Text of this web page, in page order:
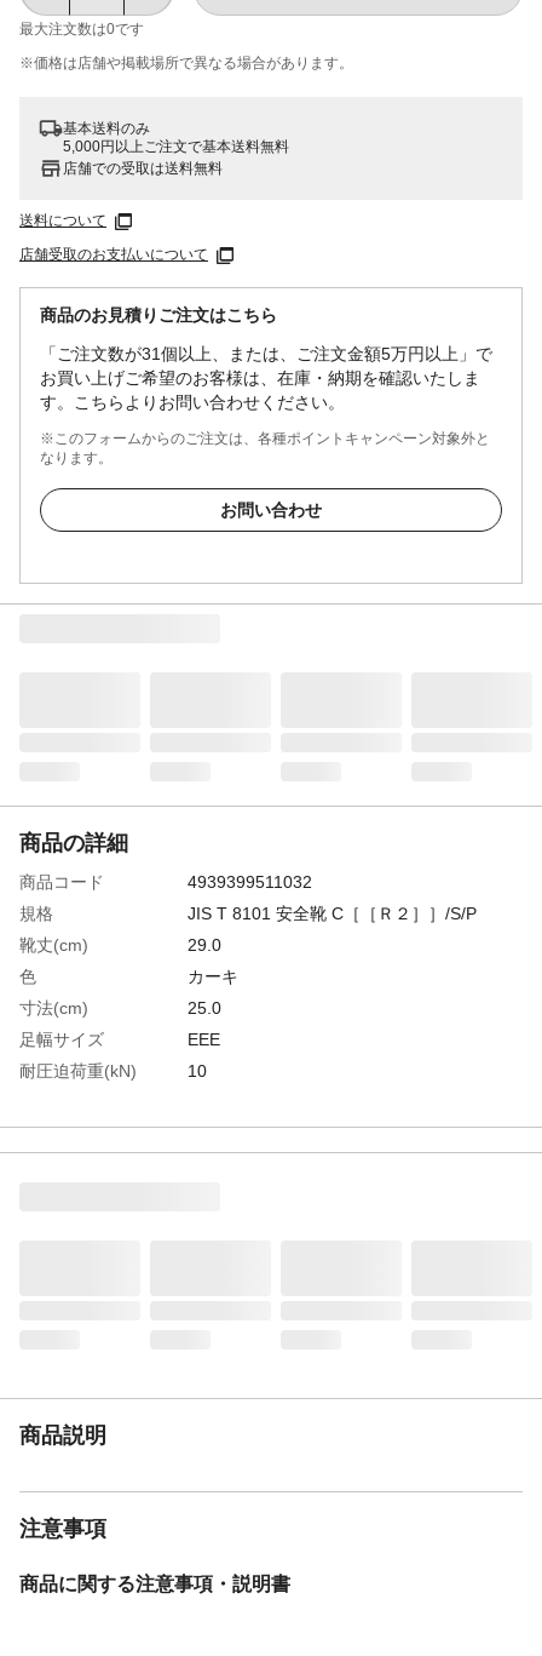
最大注文数は0です
※価格は​店舗や​掲載場所で​異なる​場合が​あります。
基本送料のみ
5,000円以上ご注文で基本送料無料
店舗での受取は送料無料
送料について
店舗受取のお支払いについて
商品のお見積りご注文はこちら
「ご注文数が31個以上、または、ご注文金額5万円以上」で
お買い上げご希望のお客様は、在庫・納期を確認いたしま
す。こちらよりお問い合わせください。
※このフォームからのご注文は、各種ポイントキャンペーン対象外と
なります。
お問い合わせ
商品の詳細
商品コード
4939399511032
規格
JIS T 8101 安全靴 C［［Ｒ２］］/S/P
靴丈(cm)
29.0
色
カーキ
寸法(cm)
25.0
足幅サイズ
EEE
耐圧迫荷重(kN)
10
サイズ
UK(イギリス)規格サ
7
材質3
踏抜き防止板：ステンレス製
商品説明
注意事項
商品に関する注意事項・説明書